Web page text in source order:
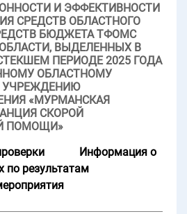
И ЭФФЕКТИВНОСТИ
СРЕДСТВ ОБЛАСТНОГО
БЮДЖЕТА ТФОМС
ВЫДЕЛЕННЫХ В
ПЕРИОДЕ 2025 ГОДА
ОБЛАСТНОМУ
«МУРМАНСКАЯ
СКОРОЙ
ПОМОЩИ»
Информация о
по результатам